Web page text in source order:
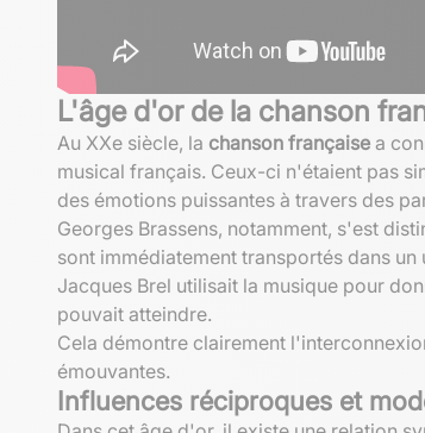
L'âge d'or de la chanson
Au XXe siècle, la chanson française a
musical français. Ceux-ci n'étaient pas
des émotions puissantes à travers des
Georges Brassens, notamment, s'est
sont immédiatement transportés dans
Jacques Brel utilisait la musique pour
pouvait atteindre.
Cela démontre clairement
émouvantes.
Influences réciproques et